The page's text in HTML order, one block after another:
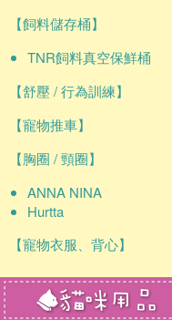
【飼料儲存桶】
TNR飼料真空保鮮桶
【舒壓 / 行為訓練】
【寵物推車】
【胸圈 / 頸圈】
ANNA NINA
Hurtta
【寵物衣服、背心】